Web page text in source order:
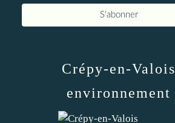
Crépy-en-Valois
environnement